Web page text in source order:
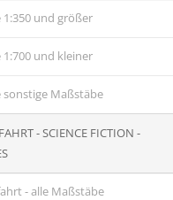
1:350 und größer
1:700 und kleiner
sonstige Maßstäbe
- SCIENCE FICTION -
- alle Maßstäbe